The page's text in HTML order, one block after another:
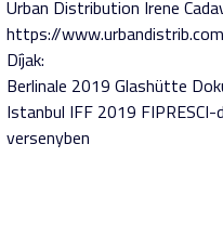
Urban Distribution Irene
https://www.urbandistrib.com
Díjak:
Berlinale 2019 Glashütte
Istanbul IFF 2019
versenyben